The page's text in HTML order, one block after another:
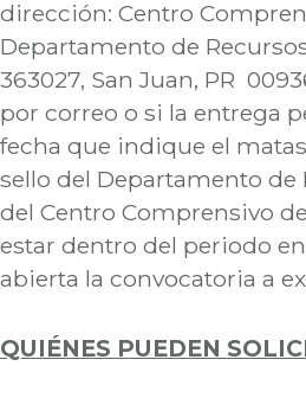
dirección: Centro
Departamento de
363027, San Juan, PR
por correo o si la entrega
fecha que indique el
sello del Departamento de
del Centro Comprensivo
estar dentro del periodo
abierta la convocatoria a
QUIÉNES PUEDEN